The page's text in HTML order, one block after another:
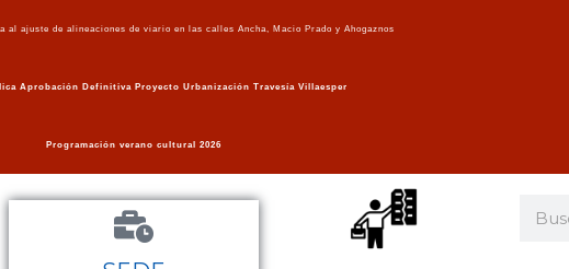
al ajuste de alineaciones de viario en las calles Ancha, Macio Prado y Ahogaznos
Aprobación Definitiva Proyecto Urbanización Travesía Villaesper
Programación verano cultural 2026